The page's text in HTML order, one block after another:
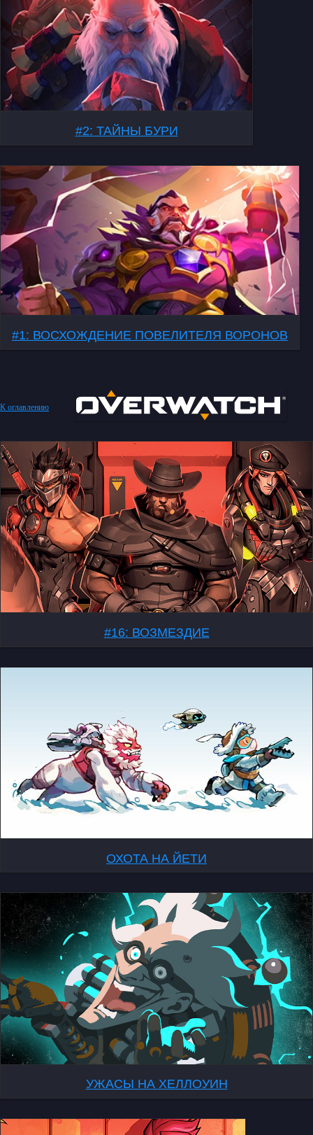
#2: ТАЙНЫ БУРИ
#1: ВОСХОЖДЕНИЕ ПОВЕЛИТЕЛЯ ВОРОНОВ
К оглавлению
#16: ВОЗМЕЗДИЕ
ОХОТА НА ЙЕТИ
УЖАСЫ НА ХЕЛЛОУИН